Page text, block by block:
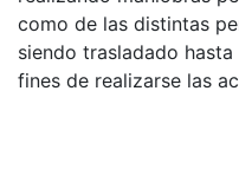
como de las distintas
siendo trasladado
fines de realizarse las